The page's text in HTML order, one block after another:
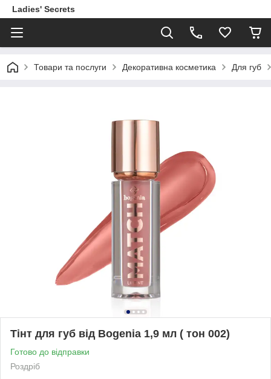
Ladies' Secrets
Товари та послуги Декоративна косметика Для губ
Тінт для губ від Bogenia 1,9 мл ( тон 002)
Готово до відправки
Роздріб